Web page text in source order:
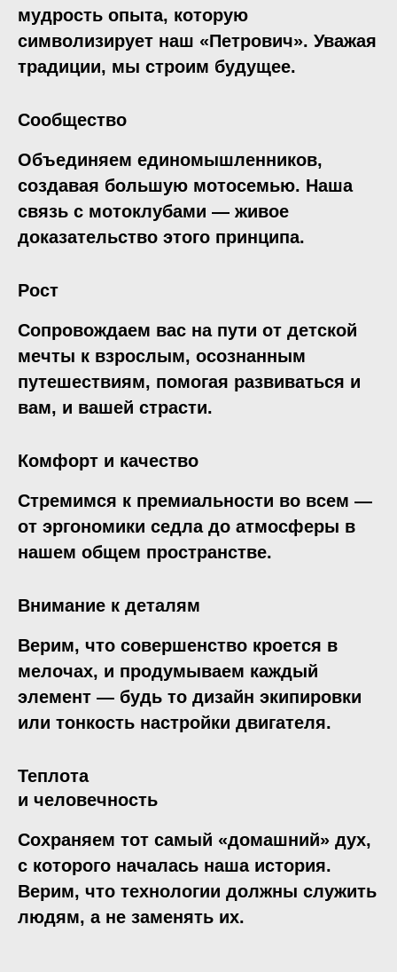
мудрость опыта, которую
символизирует наш «Петрович». Уважая
традиции, мы строим будущее.
Сообщество
Объединяем единомышленников,
создавая большую мотосемью. Наша
связь с мотоклубами — живое
доказательство этого принципа.
Рост
Сопровождаем вас на пути от детской
мечты к взрослым, осознанным
путешествиям, помогая развиваться и
вам, и вашей страсти.
Комфорт и качество
Стремимся к премиальности во всем —
от эргономики седла до атмосферы в
нашем общем пространстве.
Внимание к деталям
Верим, что совершенство кроется в
мелочах, и продумываем каждый
элемент — будь то дизайн экипировки
или тонкость настройки двигателя.
Теплота
и человечность
Сохраняем тот самый «домашний» дух,
с которого началась наша история.
Верим, что технологии должны служить
людям, а не заменять их.